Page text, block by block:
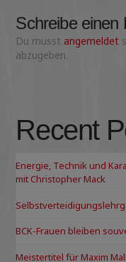
Schreibe einen
Du musst angemeldet
abzugeben.
Recent
Energie, Technik und
mit Christopher Mack
BCK-Frauen bleiben
Meistertitel für Maxim